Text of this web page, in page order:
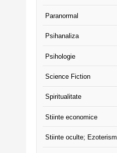
Paranormal
Psihanaliza
Psihologie
Science Fiction
Spiritualitate
Stiinte economice
Stiinte oculte; Ezoterism